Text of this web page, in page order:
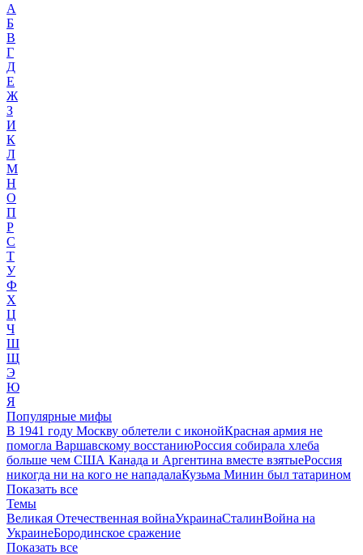
А
Б
В
Г
Д
Е
Ж
З
И
К
Л
М
Н
О
П
Р
С
Т
У
Ф
Х
Ц
Ч
Ш
Щ
Э
Ю
Я
Популярные мифы
В 1941 году Москву облетели с иконойКрасная армия не
помогла Варшавскому восстаниюРоссия собирала хлеба
больше чем США Канада и Аргентина вместе взятыеРоссия
никогда ни на кого не нападалаКузьма Минин был татарином
Показать все
Темы
Великая Отечественная войнаУкраинаСталинВойна на
УкраинеБородинское сражение
Показать все